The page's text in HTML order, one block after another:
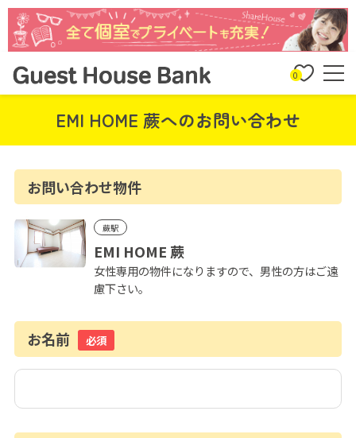
0
EMI HOME 蕨へのお問い合わせ
お問い合わせ物件
蕨駅
EMI HOME 蕨
女性専用の物件になりますので、男性の方はご遠
慮下さい。
お名前 必須